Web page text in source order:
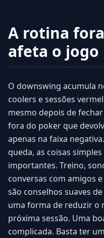
A rotina
afeta o jogo
O downswing acumula
coolers e sessões
mesmo depois de
fora do poker que
apenas na faixa
queda, as coisas
importantes. Treino,
conversas com amigos
são conselhos suaves
uma forma de reduzir o
próxima sessão. Uma
complicada. Basta ter